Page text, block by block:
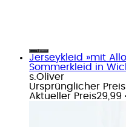
Jerseykleid »mit
Sommerkleid in
s.Oliver
Ursprünglicher Preis
Aktueller Preis29,99